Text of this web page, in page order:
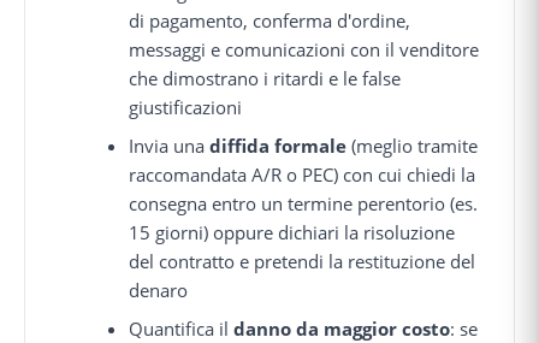
di pagamento, conferma d'ordine,
messaggi e comunicazioni con il venditore
che dimostrano i ritardi e le false
giustificazioni
Invia unadiffida formale (meglio tramite
raccomandata A/R o PEC) con cui chiedi la
consegna entro un termine perentorio (es.
15 giorni) oppure dichiari la risoluzione
del contratto e pretendi la restituzione del
denaro
Quantifica ildanno da maggior costo: se